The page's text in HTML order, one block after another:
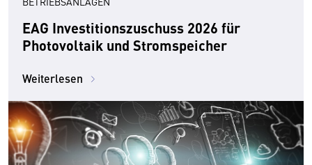
EAG Investitionszuschuss 2026 für
Photovoltaik und Stromspeicher
Weiterlesen